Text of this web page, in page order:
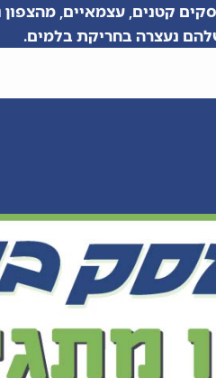
קטנים, עצמאיים, מהצפון
נעצרה בחריקת בלמים.